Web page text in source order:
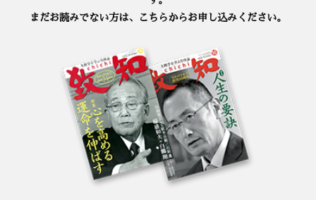
まだお読みでない方は、こちらからお申し込みください。